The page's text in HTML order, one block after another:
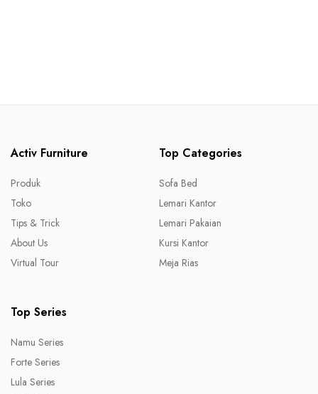
Activ Furniture
Produk
Toko
Tips & Trick
About Us
Virtual Tour
Top Categories
Sofa Bed
Lemari Kantor
Lemari Pakaian
Kursi Kantor
Meja Rias
Top Series
Namu Series
Forte Series
Lula Series